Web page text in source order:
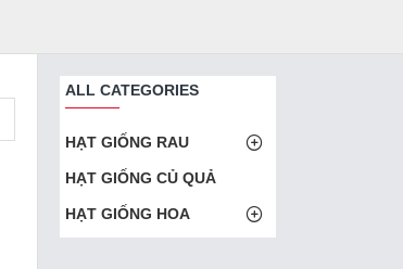
ALL CATEGORIES
HẠT GIỐNG RAU
HẠT GIỐNG CỦ QUẢ
HẠT GIỐNG HOA